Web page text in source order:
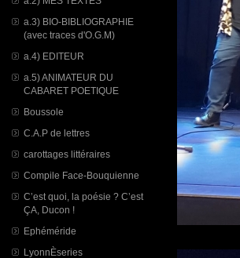
a.3) BIO-BIBLIOGRAPHIE
(avec traces d'O.G.M)
a.4) EDITEUR
a.5) ANIMATEUR DU
CABARET POETIQUE
Boussole
C.A.P de lettres
carottages littéraires
Compile Face-Bouquienne
C’est quoi, la poésie ? C’est
ÇA, Ducon !
Ephéméride
LyonnÈseries